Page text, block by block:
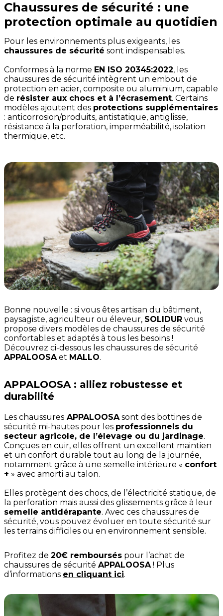
Chaussures de sécurité : une
protection optimale au quotidien
Pour les environnements plus exigeants, les
chaussures de sécurité sont indispensables.
Conformes à la norme EN ISO 20345:2022, les
chaussures de sécurité intègrent un embout de
protection en acier, composite ou aluminium, capable
de résister aux chocs et à l’écrasement. Certains
modèles ajoutent des protections supplémentaires
: anticorrosion/produits, antistatique, antiglisse,
résistance à la perforation, imperméabilité, isolation
thermique, etc.
Bonne nouvelle : si vous êtes artisan du bâtiment,
paysagiste, agriculteur ou éleveur, SOLIDUR vous
propose divers modèles de chaussures de sécurité
confortables et adaptés à tous les besoins !
Découvrez ci-dessous les chaussures de sécurité
APPALOOSAet MALLO.
APPALOOSA : alliez robustesse et
durabilité
Les chaussures APPALOOSAsont des bottines de
sécurité mi-hautes pour les professionnels du
secteur agricole, de l’élevage ou du jardinage.
Conçues en cuir, elles offrent un excellent maintien
et un confort durable tout au long de la journée,
notamment grâce à une semelle intérieure « confort
+ » avec amorti au talon.
Elles protègent des chocs, de l’électricité statique, de
la perforation mais aussi des glissements grâce à leur
semelle antidérapante. Avec ces chaussures de
sécurité, vous pouvez évoluer en toute sécurité sur
les terrains difficiles ou en environnement sensible.
Profitez de 20€ remboursés pour l’achat de
chaussures de sécurité APPALOOSA! Plus
d’informations en cliquant ici.